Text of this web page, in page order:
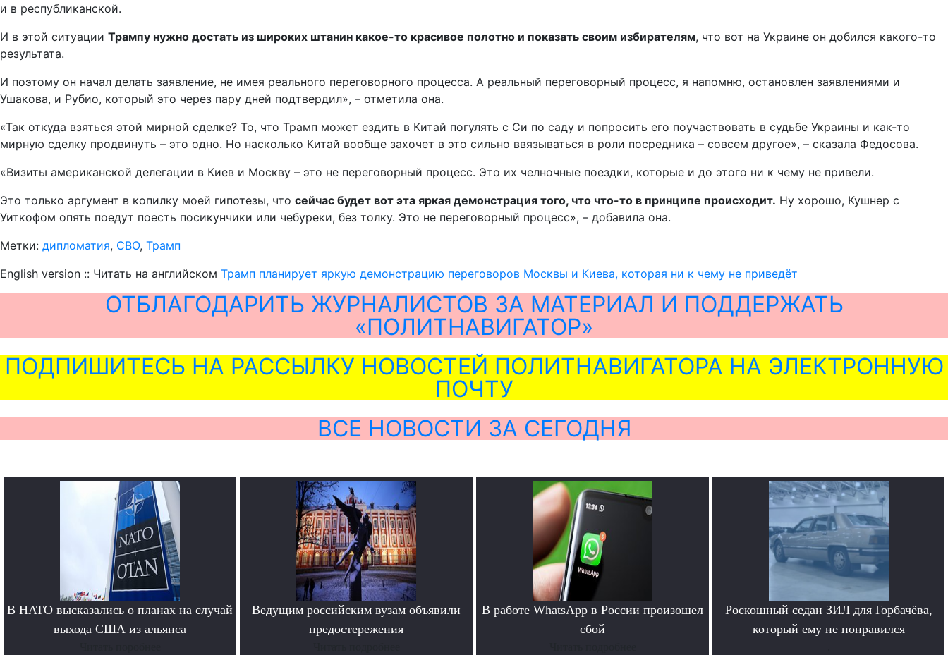
и в республиканской.
И в этой ситуации Трампу нужно достать из широких штанин какое-то красивое полотно и показать своим избирателям, что вот на Украине он добился какого-то
результата.
И поэтому он начал делать заявление, не имея реального переговорного процесса. А реальный переговорный процесс, я напомню, остановлен заявлениями и
Ушакова, и Рубио, который это через пару дней подтвердил», – отметила она.
«Так откуда взяться этой мирной сделке? То, что Трамп может ездить в Китай погулять с Си по саду и попросить его поучаствовать в судьбе Украины и как-то
мирную сделку продвинуть – это одно. Но насколько Китай вообще захочет в это сильно ввязываться в роли посредника – совсем другое», – сказала Федосова.
«Визиты американской делегации в Киев и Москву – это не переговорный процесс. Это их челночные поездки, которые и до этого ни к чему не привели.
Это только аргумент в копилку моей гипотезы, что сейчас будет вот эта яркая демонстрация того, что что-то в принципе происходит. Ну хорошо, Кушнер с
Уиткофом опять поедут поесть посикунчики или чебуреки, без толку. Это не переговорный процесс», – добавила она.
Метки: дипломатия, СВО, Трамп
English version :: Читать на английском Трамп планирует яркую демонстрацию переговоров Москвы и Киева, которая ни к чему не приведёт
ОТБЛАГОДАРИТЬ ЖУРНАЛИСТОВ ЗА МАТЕРИАЛ И ПОДДЕРЖАТЬ
«ПОЛИТНАВИГАТОР»
ПОДПИШИТЕСЬ НА РАССЫЛКУ НОВОСТЕЙ ПОЛИТНАВИГАТОРА НА ЭЛЕКТРОННУЮ
ПОЧТУ
ВСЕ НОВОСТИ ЗА СЕГОДНЯ
В НАТО высказались о планах на случай
выхода США из альянса
Ведущим российским вузам объявили
предостережения
В работе WhatsApp в России произошел
сбой
Роскошный седан ЗИЛ для Горбачёва,
который ему не понравился